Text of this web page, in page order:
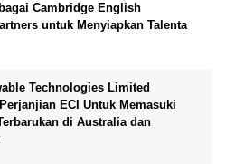
Cambridge English
untuk Menyiapkan Talenta
Technologies Limited
ECI Untuk Memasuki
di Australia dan